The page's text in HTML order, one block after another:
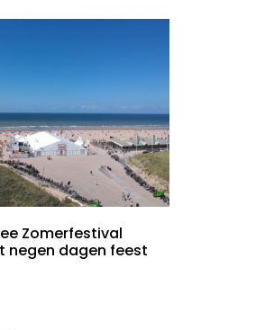
Zomerfestival
negen dagen feest